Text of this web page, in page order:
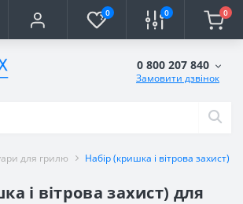
0 0 0
0 800 207 840
Замовити дзвінок
для грилю Набір (кришка і вітрова захист)
і вітрова захист) для